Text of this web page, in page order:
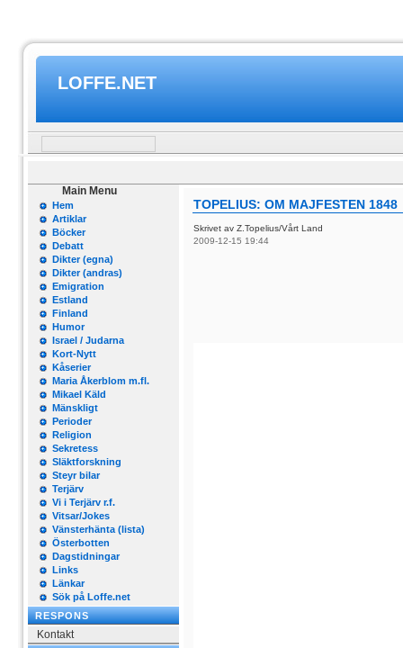
LOFFE.NET
Main Menu
Hem
Artiklar
Böcker
Debatt
Dikter (egna)
Dikter (andras)
Emigration
Estland
Finland
Humor
Israel / Judarna
Kort-Nytt
Kåserier
Maria Åkerblom m.fl.
Mikael Käld
Mänskligt
Perioder
Religion
Sekretess
Släktforskning
Steyr bilar
Terjärv
Vi i Terjärv r.f.
Vitsar/Jokes
Vänsterhänta (lista)
Österbotten
Dagstidningar
Links
Länkar
Sök på Loffe.net
RESPONS
Kontakt
TOPELIUS: OM MAJFESTEN 1848
Skrivet av Z.Topelius/Vårt Land
2009-12-15 19:44